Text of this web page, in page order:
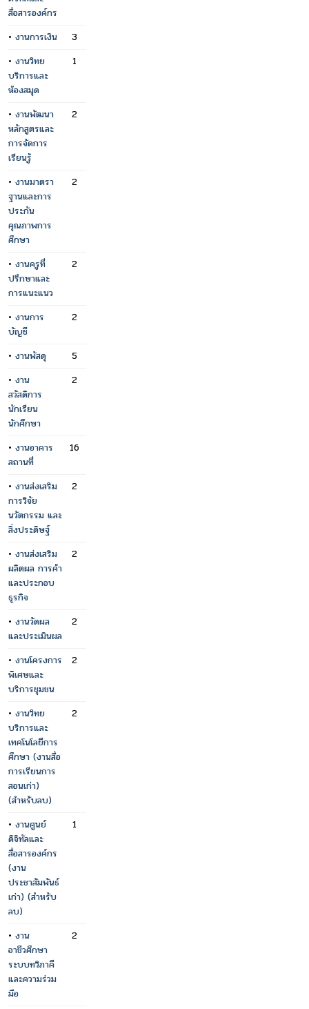
สื่อสารองค์กร
• งานการเงิน
3
• งานวิทย
บริการและ
ห้องสมุด
1
• งานพัฒนา
หลักสูตรและ
การจัดการ
เรียนรู้
2
• งานมาตรา
ฐานและการ
ประกัน
คุณภาพการ
ศึกษา
2
• งานครูที่
ปรึกษาและ
การแนะแนว
2
• งานการ
บัญชี
2
• งานพัสดุ
5
• งาน
สวัสดิการ
นักเรียน
นักศึกษา
2
• งานอาคาร
สถานที่
16
• งานส่งเสริม
การวิจัย
นวัตกรรม และ
สิ่งประดิษฐ์
2
• งานส่งเสริม
ผลิตผล การค้า
และประกอบ
ธุรกิจ
2
• งานวัดผล
และประเมินผล
2
• งานโครงการ
พิเศษและ
บริการชุมชน
2
• งานวิทย
บริการและ
เทคโนโลยีการ
ศึกษา (งานสื่อ
การเรียนการ
สอนเก่า)
(สำหรับลบ)
2
• งานศูนย์
ดิจิทัลและ
สื่อสารองค์กร
(งาน
ประชาสัมพันธ์
เก่า) (สำหรับ
ลบ)
1
• งาน
อาชีวศึกษา
ระบบทวิภาคี
และความร่วม
มือ
2